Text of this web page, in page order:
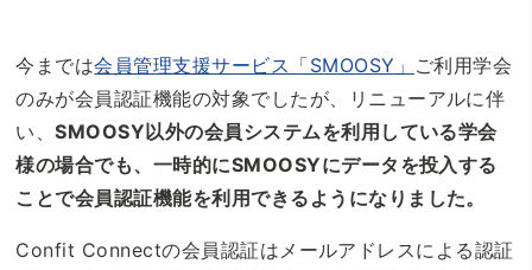
今までは会員管理支援サービス「SMOOSY」 ご利用学会
のみが会員認証機能の対象でしたが、リニューアルに伴
い、SMOOSY以外の会員システムを利用している学会
様の場合でも、一時的にSMOOSYにデータを投入する
ことで会員認証機能を利用できるようになりました。
Confit Connectの会員認証はメールアドレスによる認証